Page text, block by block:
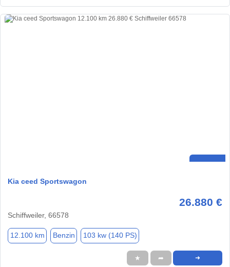
Kia ceed Sportswagon
26.880 €
Schiffweiler, 66578
12.100 km Benzin 103 kw (140 PS)
★ ➦ ➜